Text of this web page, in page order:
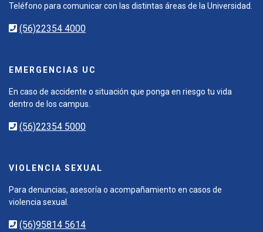
Teléfono para comunicar con las distintas áreas de la Universidad.
(56)22354 4000
EMERGENCIAS UC
En caso de accidente o situación que ponga en riesgo tu vida
dentro de los campus.
(56)22354 5000
VIOLENCIA SEXUAL
Para denuncias, asesoría o acompañamiento en casos de
violencia sexual.
(56)95814 5614